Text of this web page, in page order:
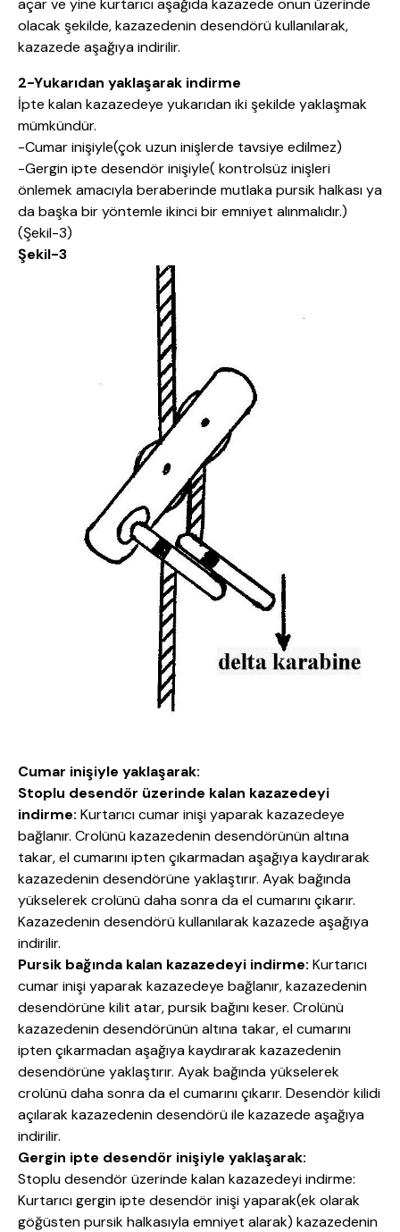
açar ve yine kurtarıcı aşağıda kazazede onun üzerinde
olacak şekilde, kazazedenin desendörü kullanılarak,
kazazede aşağıya indirilir.
2-Yukarıdan yaklaşarak indirme
İpte kalan kazazedeye yukarıdan iki şekilde yaklaşmak
mümkündür.
-Cumar inişiyle(çok uzun inişlerde tavsiye edilmez)
-Gergin ipte desendör inişiyle( kontrolsüz inişleri
önlemek amacıyla beraberinde mutlaka pursik halkası ya
da başka bir yöntemle ikinci bir emniyet alınmalıdır.)
(Şekil-3)
Şekil-3
Cumar inişiyle yaklaşarak:
Stoplu desendör üzerinde kalan kazazedeyi
indirme: Kurtarıcı cumar inişi yaparak kazazedeye
bağlanır. Crolünü kazazedenin desendörünün altına
takar, el cumarını ipten çıkarmadan aşağıya kaydırarak
kazazedenin desendörüne yaklaştırır. Ayak bağında
yükselerek crolünü daha sonra da el cumarını çıkarır.
Kazazedenin desendörü kullanılarak kazazede aşağıya
indirilir.
Pursik bağında kalan kazazedeyi indirme: Kurtarıcı
cumar inişi yaparak kazazedeye bağlanır, kazazedenin
desendörüne kilit atar, pursik bağını keser. Crolünü
kazazedenin desendörünün altına takar, el cumarını
ipten çıkarmadan aşağıya kaydırarak kazazedenin
desendörüne yaklaştırır. Ayak bağında yükselerek
crolünü daha sonra da el cumarını çıkarır. Desendör kilidi
açılarak kazazedenin desendörü ile kazazede aşağıya
indirilir.
Gergin ipte desendör inişiyle yaklaşarak:
Stoplu desendör üzerinde kalan kazazedeyi indirme:
Kurtarıcı gergin ipte desendör inişi yaparak(ek olarak
göğüsten pursik halkasıyla emniyet alarak) kazazedenin